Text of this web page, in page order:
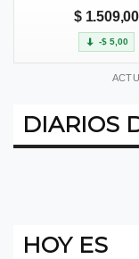
$ 1.509,00
-$ 5,00
DIARIOS
HOY ES